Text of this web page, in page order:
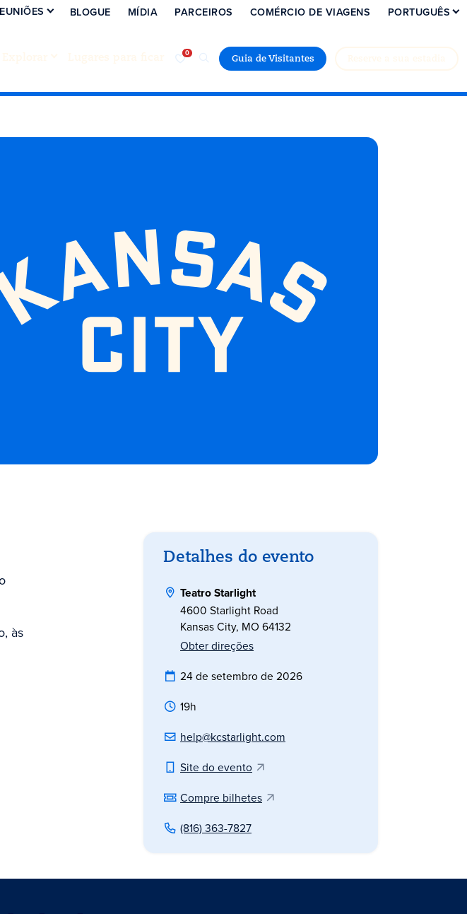
Guia de Visitantes
BLOGUE MÍDIA PARCEIROS COMÉRCIO DE VIAGENS PORTUGUÊS
às
Detalhes do evento
Teatro Starlight
4600 Starlight Road
Kansas City, MO 64132
Obter direções
24 de setembro de 2026
19h
help@kcstarlight.com
Site do evento
Compre bilhetes
(816) 363-7827